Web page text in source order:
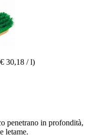
30,18 / l)
penetrano in profondità,
letame.